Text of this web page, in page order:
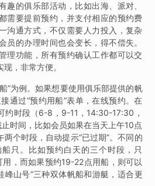
趣的俱乐部活动，比如出海、派对、
需要提前预约，并支付相应的预约费
沟通方式，不仅需要人力投入，复杂
员的办理时间也会变长，得不偿失。
理功能，所有预约确认工作都可以交
，非常方便。
”为例。如果想要使用俱乐部提供的帆
通过“预约用船”表单，在线预约。在
约时段（6-8，9-11，14:30-17:30，
时间，比如会员如果在当天上午10点
个时段，自动提示“已过期”。不同的
只。比如预约白天的三个时段，只
，而如果预约19-22点用船，则可以
峰山号”三种双体帆船和游艇，适合更